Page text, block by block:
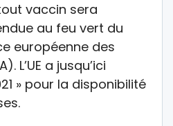
vaccin sera
au feu vert du
européenne des
L’UE a jusqu’ici
» pour la disponibilité